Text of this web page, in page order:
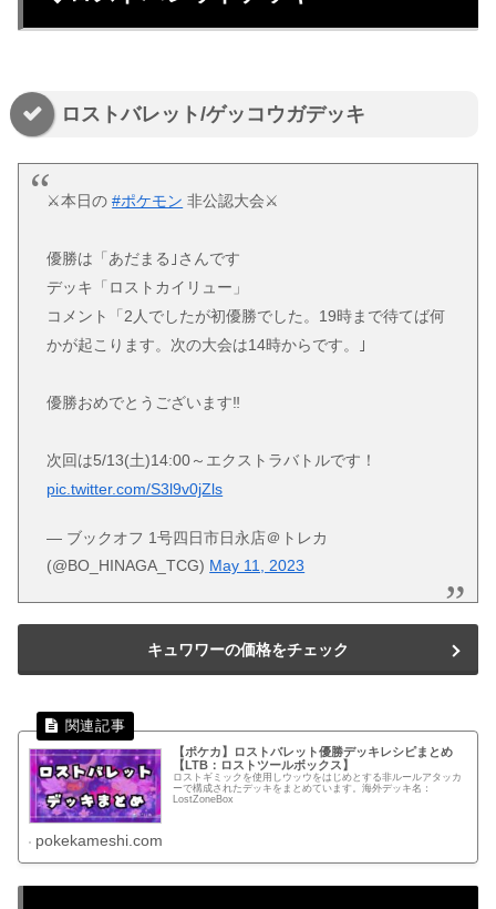
ロストバレット/ゲッコウガデッキ
⚔️本日の#ポケモン 非公認大会⚔️
優勝は「あだまる｣さんです
デッキ「ロストカイリュー」
コメント「2人でしたが初優勝でした。19時まで待てば何
かが起こります。次の大会は14時からです。｣
優勝おめでとうございます‼️
次回は5/13(土)14:00～エクストラバトルです！
pic.twitter.com/S3l9v0jZls
— ブックオフ 1号四日市日永店＠トレカ
(@BO_HINAGA_TCG) May 11, 2023
キュワワーの価格をチェック
【ポケカ】ロストバレット優勝デッキレシピまとめ
【LTB：ロストツールボックス】
ロストギミックを使用しウッウをはじめとする非ルールアタッカ
ーで構成されたデッキをまとめています。海外デッキ名：
LostZoneBox
pokekameshi.com